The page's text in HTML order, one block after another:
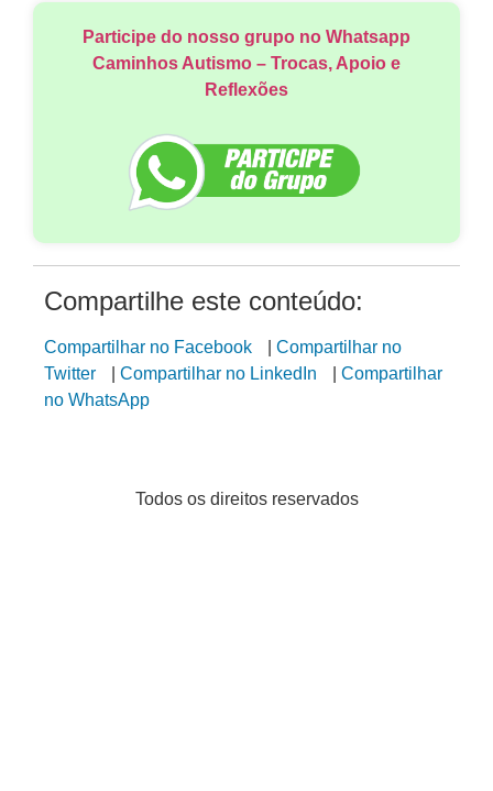
Participe do nosso grupo no Whatsapp
Caminhos Autismo – Trocas, Apoio e
Reflexões
Compartilhe este conteúdo:
Compartilhar no Facebook
Compartilhar no
Twitter
Compartilhar no LinkedIn
Compartilhar
no WhatsApp
Todos os direitos reservados